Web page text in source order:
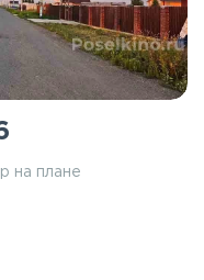
на плане